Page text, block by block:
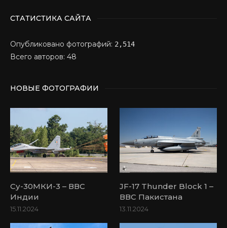
СТАТИСТИКА САЙТА
Опубликовано фотографий: 2,514
Всего авторов: 48
НОВЫЕ ФОТОГРАФИИ
Су-30МКИ-3 – ВВС
Индии
15.11.2024
JF-17 Thunder Block 1 –
ВВС Пакистана
13.11.2024